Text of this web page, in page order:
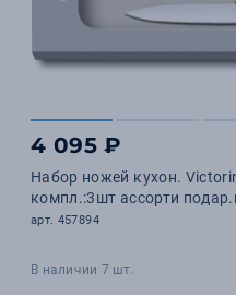
4 095 ₽
Набор ножей кухон.
компл.:3шт ассорти
арт. 457894
В наличии 7 шт.